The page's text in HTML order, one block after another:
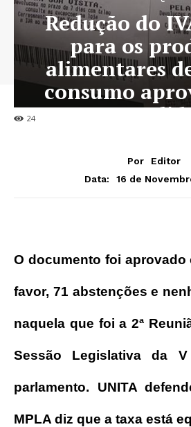
24
Redução do
para os
alimentares
consumo
Por
Editor
Data:
16 de
O documento foi aprovado
favor, 71 abstenções e
naquela que foi a 2ª
Sessão Legislativa da
parlamento. UNITA
MPLA diz que a taxa está